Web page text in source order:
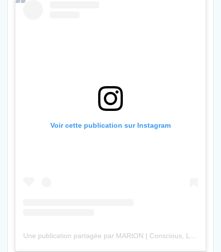
Voir cette publication sur Instagram
Une publication partagée par MARION | Conscious, Luxury & Digital Nomad (@marion.bertorello)